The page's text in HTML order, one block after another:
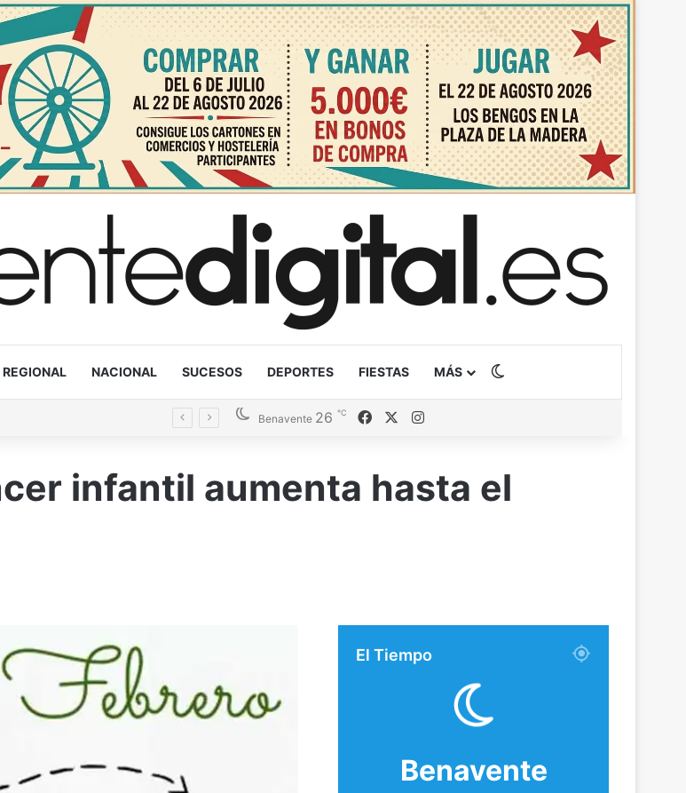
REGIONAL NACIONAL SUCESOS DEPORTES FIESTAS MÁS
Benavente 26 ℃ Facebook
infantil aumenta hasta el
El Tiempo
Benavente